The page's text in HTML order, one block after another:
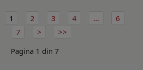
1 2 3 4 ...
6
7
Pagina 1 din 7